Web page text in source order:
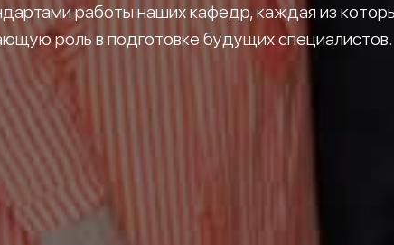
работы наших кафедр, каждая из
роль в подготовке будущих специалистов.